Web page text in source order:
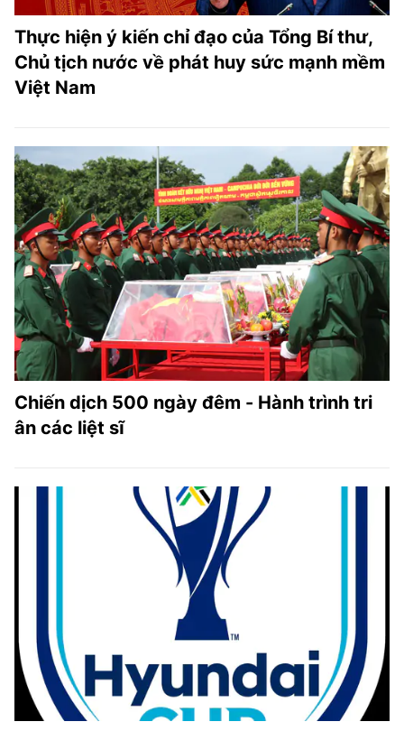
Thực hiện ý kiến chỉ đạo của Tổng Bí thư,
Chủ tịch nước về phát huy sức mạnh mềm
Việt Nam
Chiến dịch 500 ngày đêm - Hành trình tri
ân các liệt sĩ